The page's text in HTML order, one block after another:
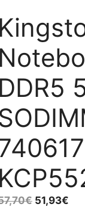
DDR5
€ 51,93€